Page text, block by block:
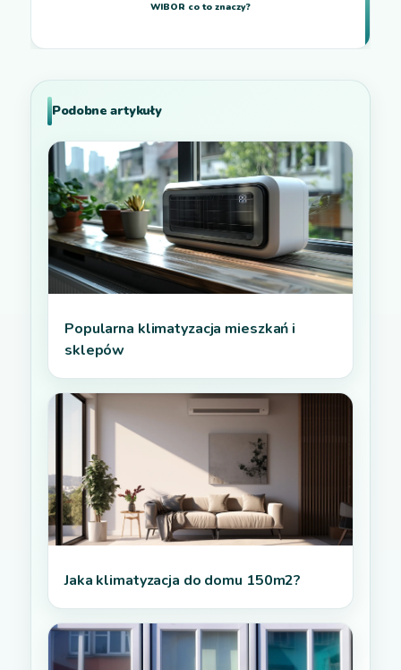
WIBOR co to znaczy?
Podobne artykuły
Popularna klimatyzacja mieszkań i
sklepów
Jaka klimatyzacja do domu 150m2?